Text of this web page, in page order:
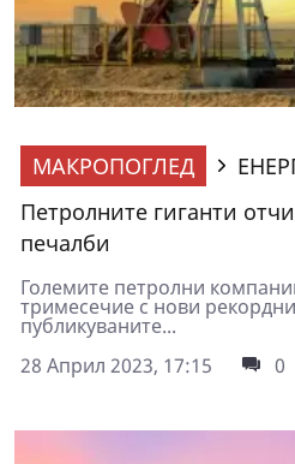
МАКРОПОГЛЕД
Петролните гиганти
печалби
Големите петролни
тримесечие с нови
публикуваните...
28 Април 2023, 17:15
0